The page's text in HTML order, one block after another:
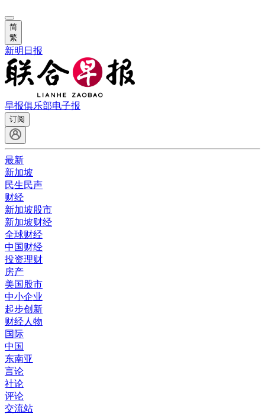
简
繁
新明日报
早报俱乐部电子报
订阅
最新
新加坡
民生民声
财经
新加坡股市
新加坡财经
全球财经
中国财经
投资理财
房产
美国股市
中小企业
起步创新
财经人物
国际
中国
东南亚
言论
社论
评论
交流站